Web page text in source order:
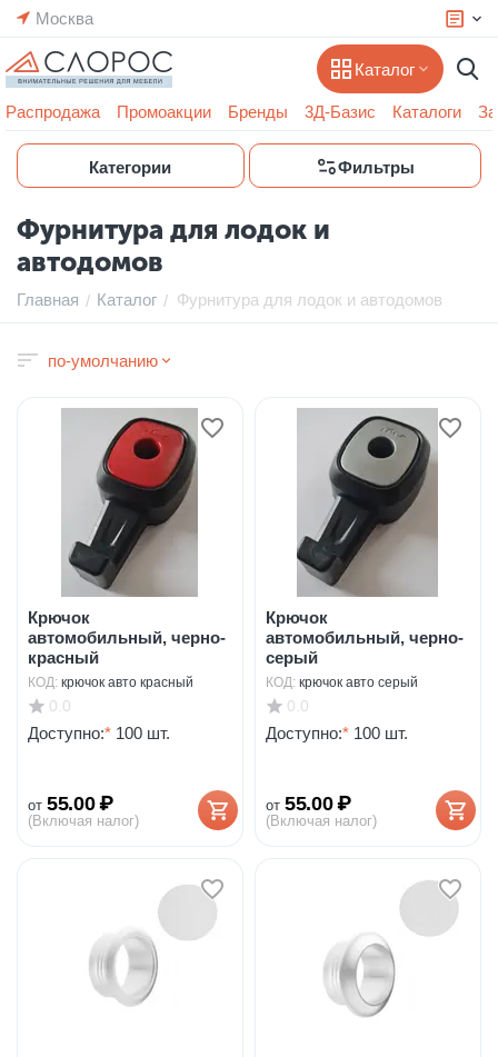
Москва
Каталог
Распродажа Промоакции Бренды 3Д-Базис Каталоги
Категории Фильтры
Фурнитура для лодок и
автодомов
Главная / Каталог / Фурнитура для лодок и автодомов
по-умолчанию
Крючок
автомобильный, черно-
красный
КОД: крючок авто красный
0.0
Доступно:* 100 шт.
от 55.00 ₽
(Включая налог)
Крючок
автомобильный, черно-
серый
КОД: крючок авто серый
0.0
Доступно:* 100 шт.
от 55.00 ₽
(Включая налог)